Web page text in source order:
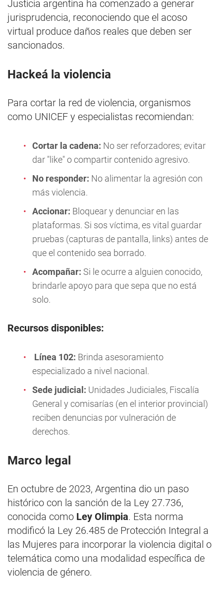
Justicia argentina ha comenzado a generar
jurisprudencia, reconociendo que el acoso
virtual produce daños reales que deben ser
sancionados.
Hackeá la violencia
Para cortar la red de violencia, organismos
como UNICEF y especialistas recomiendan:
Cortar la cadena: No ser reforzadores; evitar
dar "like" o compartir contenido agresivo.
No responder: No alimentar la agresión con
más violencia.
Accionar: Bloquear y denunciar en las
plataformas. Si sos víctima, es vital guardar
pruebas (capturas de pantalla, links) antes de
que el contenido sea borrado.
Acompañar: Si le ocurre a alguien conocido,
brindarle apoyo para que sepa que no está
solo.
Recursos disponibles:
Línea 102: Brinda asesoramiento
especializado a nivel nacional.
Sede judicial: Unidades Judiciales, Fiscalía
General y comisarías (en el interior provincial)
reciben denuncias por vulneración de
derechos.
Marco legal
En octubre de 2023, Argentina dio un paso
histórico con la sanción de la Ley 27.736,
conocida como Ley Olimpia. Esta norma
modificó la Ley 26.485 de Protección Integral a
las Mujeres para incorporar la violencia digital o
telemática como una modalidad específica de
violencia de género.